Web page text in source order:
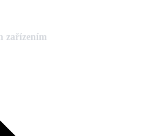
zařízením